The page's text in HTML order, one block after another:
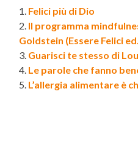
Felici più di Dio
Il programma
Goldstein (Essere Felici
Guarisci te stesso di
Le parole che fanno
L’allergia alimentare è